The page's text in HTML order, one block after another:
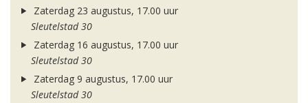
Zaterdag 23 augustus, 17.00 uur
Sleutelstad 30
Zaterdag 16 augustus, 17.00 uur
Sleutelstad 30
Zaterdag 9 augustus, 17.00 uur
Sleutelstad 30